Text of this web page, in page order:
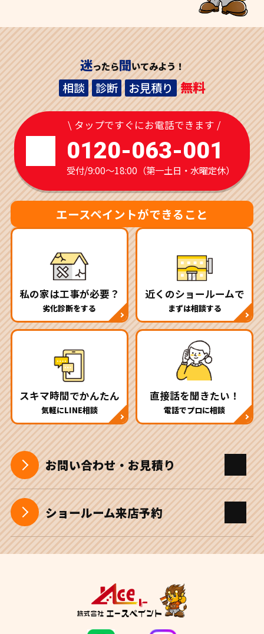
迷ったら聞いてみよう！
相談 診断 お見積り 無料
\ タップですぐにお電話できます /
0120-063-001
受付/9:00～18:00（第一土日・水曜定休）
エースペイントができること
私の家は工事が必要？
劣化診断をする
近くのショールームで
まずは相談する
スキマ時間でかんたん
気軽にLINE相談
直接話を聞きたい！
電話でプロに相談
お問い合わせ・お見積り
ショールーム来店予約